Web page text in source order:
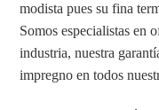
modista pues su fina
Somos especialistas en
industria, nuestra
impregno en todos